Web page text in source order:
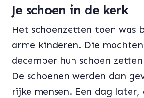
Je schoen in de kerk
Het schoenzetten toen was
arme kinderen. Die
december hun schoen
De schoenen werden dan
rijke mensen. Een dag later,